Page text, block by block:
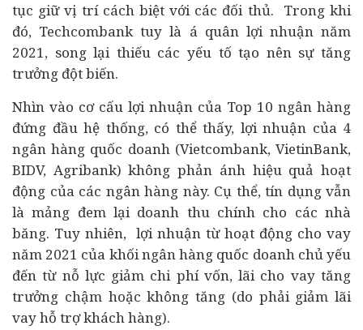
tục giữ vị trí cách biệt với các đối thủ. Trong khi
đó, Techcombank tuy là á quân lợi nhuận năm
2021, song lại thiếu các yếu tố tạo nên sự tăng
trưởng đột biến.
Nhìn vào cơ cấu lợi nhuận của Top 10 ngân hàng
đứng đầu hệ thống, có thể thấy, lợi nhuận của 4
ngân hàng quốc doanh (Vietcombank, VietinBank,
BIDV, Agribank) không phản ánh hiệu quả hoạt
động của các ngân hàng này. Cụ thể, tín dụng vẫn
là mảng đem lại doanh thu chính cho các nhà
băng. Tuy nhiên, lợi nhuận từ hoạt động cho vay
năm 2021 của khối ngân hàng quốc doanh chủ yếu
đến từ nỗ lực giảm chi phí vốn, lãi cho vay tăng
trưởng chậm hoặc không tăng (do phải giảm lãi
vay hỗ trợ khách hàng).